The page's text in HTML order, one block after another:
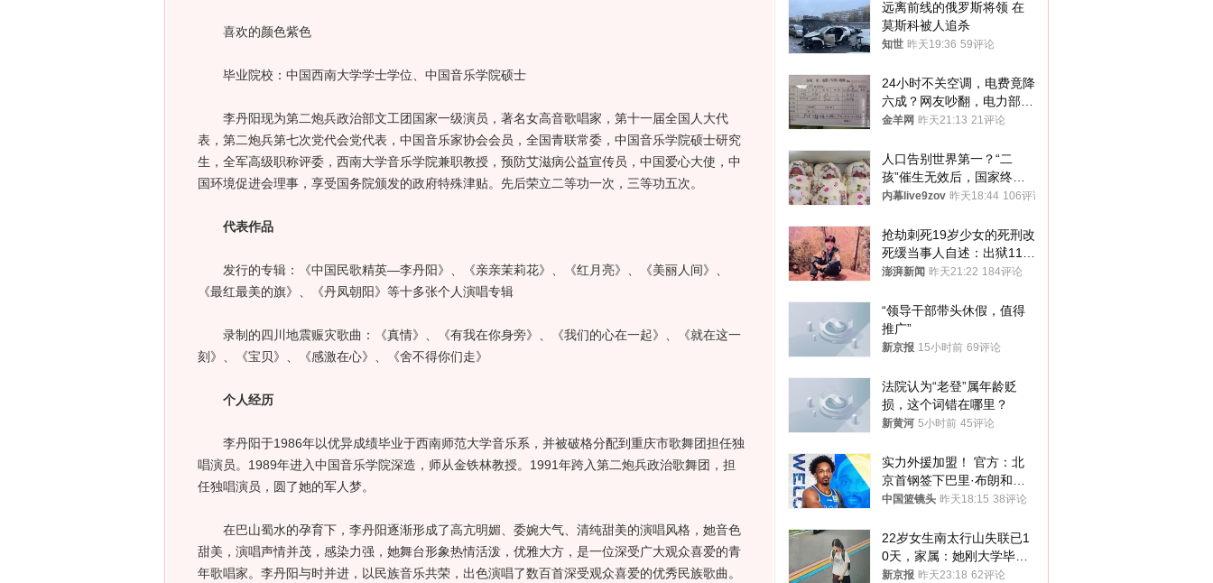
喜欢的颜色紫色
毕业院校：中国西南大学学士学位、中国音乐学院硕士
李丹阳现为第二炮兵政治部文工团国家一级演员，著名女高音歌唱家，第十一届全国人大代
表，第二炮兵第七次党代会党代表，中国音乐家协会会员，全国青联常委，中国音乐学院硕士研究
生，全军高级职称评委，西南大学音乐学院兼职教授，预防艾滋病公益宣传员，中国爱心大使，中
国环境促进会理事，享受国务院颁发的政府特殊津贴。先后荣立二等功一次，三等功五次。
代表作品
发行的专辑：《中国民歌精英—李丹阳》、《亲亲茉莉花》、《红月亮》、《美丽人间》、
《最红最美的旗》、《丹凤朝阳》等十多张个人演唱专辑
录制的四川地震赈灾歌曲：《真情》、《有我在你身旁》、《我们的心在一起》、《就在这一
刻》、《宝贝》、《感激在心》、《舍不得你们走》
个人经历
李丹阳于1986年以优异成绩毕业于西南师范大学音乐系，并被破格分配到重庆市歌舞团担任独
唱演员。1989年进入中国音乐学院深造，师从金铁林教授。1991年跨入第二炮兵政治歌舞团，担
任独唱演员，圆了她的军人梦。
在巴山蜀水的孕育下，李丹阳逐渐形成了高亢明媚、委婉大气、清纯甜美的演唱风格，她音色
甜美，演唱声情并茂，感染力强，她舞台形象热情活泼，优雅大方，是一位深受广大观众喜爱的青
年歌唱家。李丹阳与时并进，以民族音乐共荣，出色演唱了数百首深受观众喜爱的优秀民族歌曲。
远离前线的俄罗斯将领 在
莫斯科被人追杀
知世 昨天19:36 59评论
24小时不关空调，电费竟降
六成？网友吵翻，电力部门
回应→
金羊网 昨天21:13 21评论
人口告别世界第一？“二
孩”催生无效后，国家终于
向住房出手了！
内幕live9zov 昨天18:44 106评论
抢劫刺死19岁少女的死刑改
死缓当事人自述：出狱11年
间始终刻意躲避被害人家属
澎湃新闻 昨天21:22 184评论
“领导干部带头休假，值得
推广”
新京报 15小时前 69评论
法院认为“老登”属年龄贬
损，这个词错在哪里？
新黄河 5小时前 45评论
实力外援加盟！ 官方：北
京首钢签下巴里·布朗和桑
普森
中国篮镜头 昨天18:15 38评论
22岁女生南太行山失联已1
0天，家属：她刚大学毕业
想到山里旅行
新京报 昨天23:18 62评论